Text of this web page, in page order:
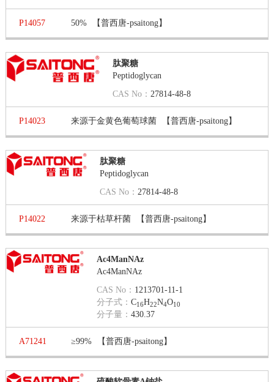
P14057 50% 【普西唐-psaitong】
肽聚糖
Peptidoglycan
CAS No：27814-48-8
P14023 来源于金黄色葡萄球菌 【普西唐-psaitong】
肽聚糖
Peptidoglycan
CAS No：27814-48-8
P14022 来源于枯草杆菌 【普西唐-psaitong】
Ac4ManNAz
Ac4ManNAz
CAS No： 1213701-11-1
分子式：C16H22N4O10
分子量：430.37
A71241 ≥99% 【普西唐-psaitong】